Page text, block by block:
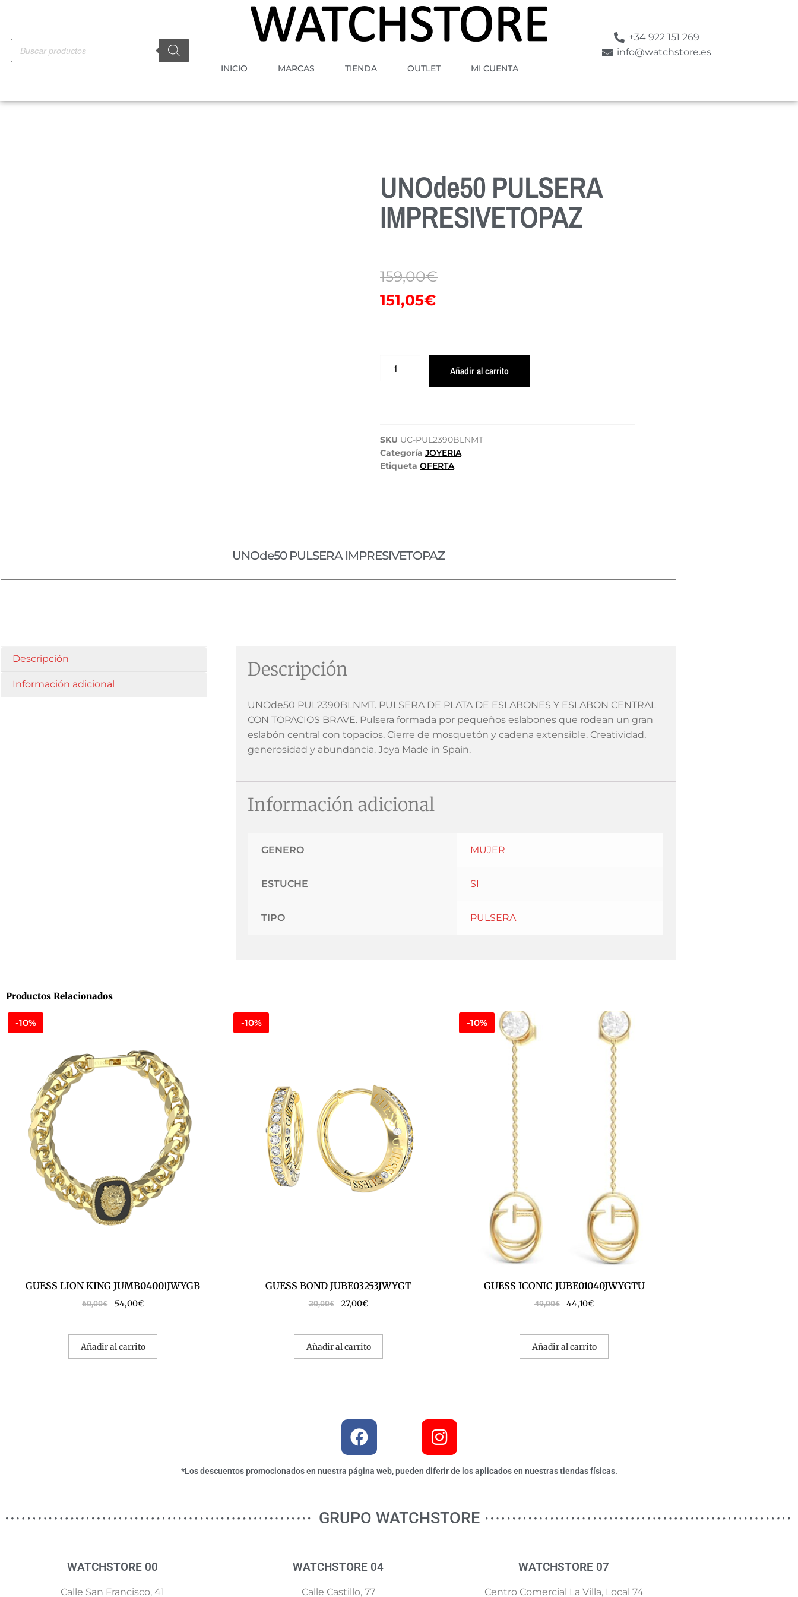
INICIO MARCAS TIENDA OUTLET MI CUENTA
+34 922 151 269
info@watchstore.es
UNOde50 PULSERA
IMPRESIVETOPAZ
159,00€
151,05€
Añadir al carrito
SKU UC-PUL2390BLNMT
Categoría JOYERIA
Etiqueta OFERTA
UNOde50 PULSERA IMPRESIVETOPAZ
Descripción
Información adicional
Descripción
UNOde50 PUL2390BLNMT. PULSERA DE PLATA DE ESLABONES Y ESLABON CENTRAL
CON TOPACIOS BRAVE. Pulsera formada por pequeños eslabones que rodean un gran
eslabón central con topacios. Cierre de mosquetón y cadena extensible. Creatividad,
generosidad y abundancia. Joya Made in Spain.
Información adicional
GENERO MUJER
ESTUCHE SI
TIPO PULSERA
Productos Relacionados
-10%
GUESS LION KING JUMB04001JWYGB
60,00€ 54,00€
Añadir al carrito
-10%
GUESS BOND JUBE03253JWYGT
30,00€ 27,00€
Añadir al carrito
-10%
GUESS ICONIC JUBE01040JWYGTU
49,00€ 44,10€
Añadir al carrito
*Los descuentos promocionados en nuestra página web, pueden diferir de los aplicados en nuestras tiendas físicas.
GRUPO WATCHSTORE
WATCHSTORE 00
Calle San Francisco, 41
WATCHSTORE 04
Calle Castillo, 77
WATCHSTORE 07
Centro Comercial La Villa, Local 74